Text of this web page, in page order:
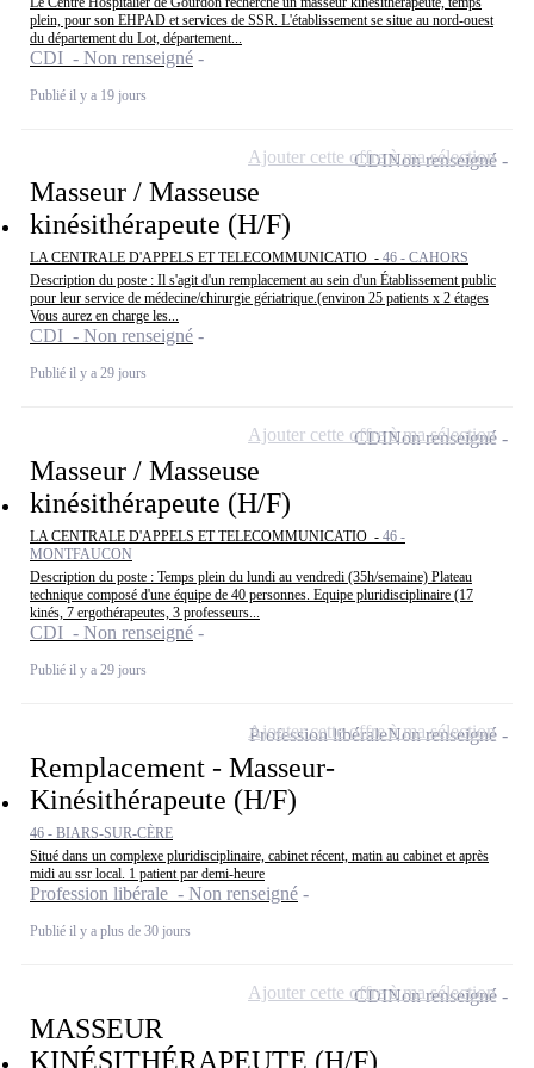
plein, pour son EHPAD et services de SSR. L'établissement se situe au nord-ouest
du département du Lot, département...
CDI - Non renseigné
Publié il y a 19 jours
Masseur / Masseuse
kinésithérapeute (H/F)
LA CENTRALE D'APPELS ET TELECOMMUNICATIO - 46 - CAHORS
Description du poste : Il s'agit d'un remplacement au sein d'un Établissement public
pour leur service de médecine/chirurgie gériatrique.(environ 25 patients x 2 étages
Vous aurez en charge les...
CDI - Non renseigné
Publié il y a 29 jours
CDINon renseigné
Ajouter cette offre à ma sélection
Masseur / Masseuse
kinésithérapeute (H/F)
LA CENTRALE D'APPELS ET TELECOMMUNICATIO - 46 -
MONTFAUCON
Description du poste : Temps plein du lundi au vendredi (35h/semaine) Plateau
technique composé d'une équipe de 40 personnes. Equipe pluridisciplinaire (17
kinés, 7 ergothérapeutes, 3 professeurs...
CDI - Non renseigné
Publié il y a 29 jours
CDINon renseigné
Ajouter cette offre à ma sélection
Remplacement - Masseur-
Kinésithérapeute (H/F)
46 - BIARS-SUR-CÈRE
Situé dans un complexe pluridisciplinaire, cabinet récent, matin au cabinet et après
midi au ssr local. 1 patient par demi-heure
Profession libérale - Non renseigné
Publié il y a plus de 30 jours
Profession libéraleNon renseigné
Ajouter cette offre à ma sélection
MASSEUR
KINÉSITHÉRAPEUTE (H/F)
CDINon renseigné
Ajouter cette offre à ma sélection